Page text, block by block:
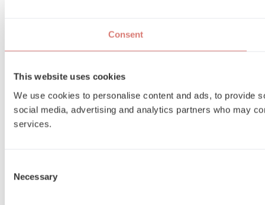
Consent
This website uses cookies
We use cookies to personalise content and ads, to provide
social media, advertising and analytics partners who may
services.
Selection
Necessary